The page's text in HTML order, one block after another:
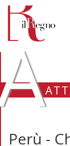
Perù -